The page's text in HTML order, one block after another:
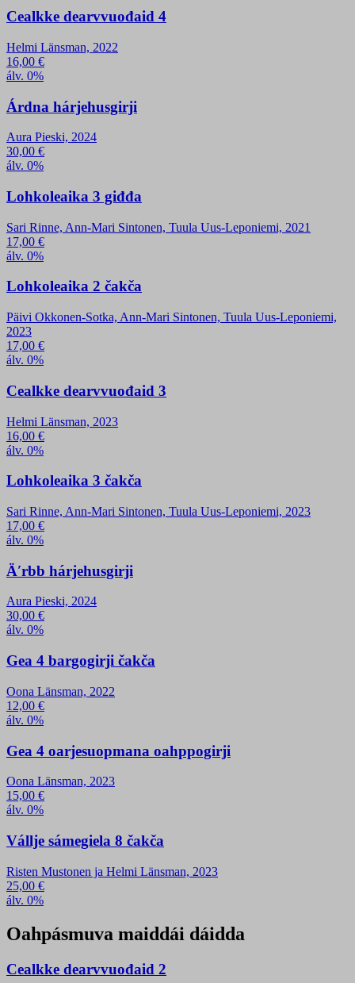
Cealkke dearvvuođaid 4
Helmi Länsman, 2022
16,00 €
álv. 0%
Árdna hárjehusgirji
Aura Pieski, 2024
30,00 €
álv. 0%
Lohkoleaika 3 giđđa
Sari Rinne, Ann-Mari Sintonen, Tuula Uus-Leponiemi, 2021
17,00 €
álv. 0%
Lohkoleaika 2 čakča
Päivi Okkonen-Sotka, Ann-Mari Sintonen, Tuula Uus-Leponiemi,
2023
17,00 €
álv. 0%
Cealkke dearvvuođaid 3
Helmi Länsman, 2023
16,00 €
álv. 0%
Lohkoleaika 3 čakča
Sari Rinne, Ann-Mari Sintonen, Tuula Uus-Leponiemi, 2023
17,00 €
álv. 0%
Äʹrbb hárjehusgirji
Aura Pieski, 2024
30,00 €
álv. 0%
Gea 4 bargogirji čakča
Oona Länsman, 2022
12,00 €
álv. 0%
Gea 4 oarjesuopmana oahppogirji
Oona Länsman, 2023
15,00 €
álv. 0%
Vállje sámegiela 8 čakča
Risten Mustonen ja Helmi Länsman, 2023
25,00 €
álv. 0%
Oahpásmuva maiddái dáidda
Cealkke dearvvuođaid 2